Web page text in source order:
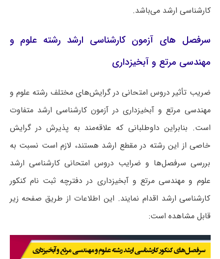
کارشناسی ارشد می‌باشد.
سرفصل های آزمون کارشناسی ارشد رشته علوم و
مهندسی مرتع و آبخیزداری
ضریب تأثیر دروس امتحانی در گرایش‌های مختلف رشته علوم و
مهندسی مرتع و آبخیزداری در آزمون کارشناسی ارشد متفاوت
است. بنابراین داوطلبانی که علاقه‌مند به پذیرش در گرایش
خاصی از این رشته در مقطع ارشد هستند، لازم است نسبت به
بررسی سرفصل‌ها و ضرایب دروس امتحانی کارشناسی ارشد
علوم و مهندسی مرتع و آبخیزداری در دفترچه ثبت نام کنکور
کارشناسی ارشد اقدام نمایند. این اطلاعات از طریق صفحه زیر
قابل مشاهده است: